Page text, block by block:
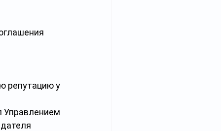
репутацию у
Управлением